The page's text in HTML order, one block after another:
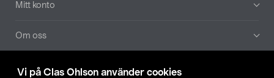
Vi på Clas Ohlson använder cookies
Mitt konto
Om oss
Aktuellt